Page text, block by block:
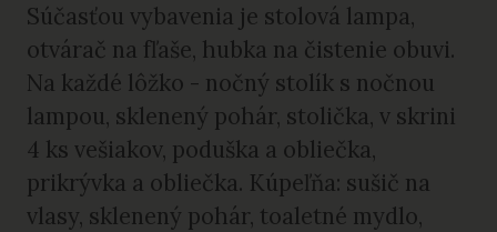
Súčasťou vybavenia je stolová lampa,
otvárač na fľaše, hubka na čistenie obuvi.
Na každé lôžko - nočný stolík s nočnou
lampou, sklenený pohár, stolička, v skrini
4 ks vešiakov, poduška a obliečka,
prikrývka a obliečka. Kúpeľňa: sušič na
vlasy, sklenený pohár, toaletné mydlo,